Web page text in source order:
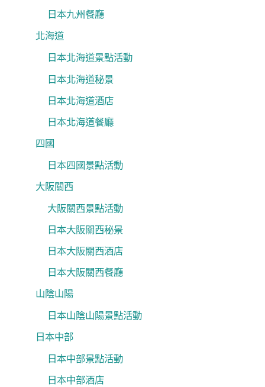
日本九州餐廳
北海道
日本北海道景點活動
日本北海道秘景
日本北海道酒店
日本北海道餐廳
四國
日本四國景點活動
大阪關西
大阪關西景點活動
日本大阪關西秘景
日本大阪關西酒店
日本大阪關西餐廳
山陰山陽
日本山陰山陽景點活動
日本中部
日本中部景點活動
日本中部酒店